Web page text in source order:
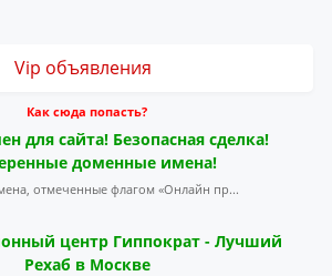
Vip объявления
Как сюда попасть?
для сайта! Безопасная сделка!
доменные имена!
отмеченные флагом «Онлайн пр...
центр Гиппократ - Лучший
Рехаб в Москве